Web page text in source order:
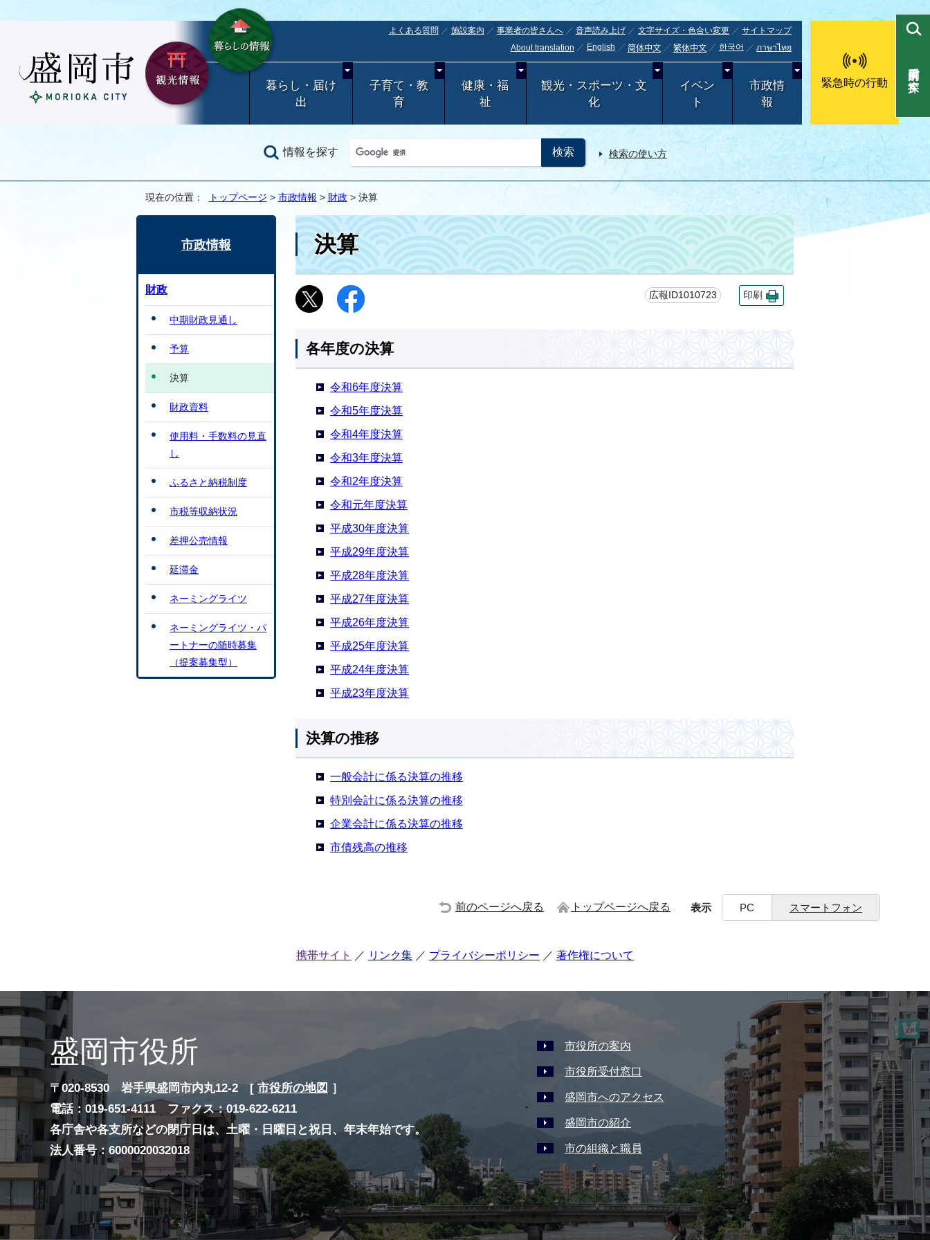
よくある質問 施設案内 事業者の皆さんへ 音声読み上げ 文字サイズ・色合い変更
サイトマップ
About translation
English 简体中文 繁体中文 한국어 ภาษาไทย
暮らし・届け
出
子育て・教
育
健康・福
祉
観光・スポーツ・文
化
イベン
ト
市政情
報
緊急時の行動
情報を探す 検索の使い方
目的別で探す
現在の位置： トップページ > 市政情報 > 財政 > 決算
決算
広報ID1010723 印刷
各年度の決算
令和6年度決算
令和5年度決算
令和4年度決算
令和3年度決算
令和2年度決算
令和元年度決算
平成30年度決算
平成29年度決算
平成28年度決算
平成27年度決算
平成26年度決算
平成25年度決算
平成24年度決算
平成23年度決算
決算の推移
一般会計に係る決算の推移
特別会計に係る決算の推移
企業会計に係る決算の推移
市債残高の推移
市政情報
財政
中期財政見通し
予算
決算
財政資料
使用料・手数料の見直
し
ふるさと納税制度
市税等収納状況
差押公売情報
延滞金
ネーミングライツ
ネーミングライツ・パ
ートナーの随時募集
（提案募集型）
前のページへ戻る トップページへ戻る 表示 PC スマートフォン
携帯サイト リンク集 プライバシーポリシー 著作権について
盛岡市役所
〒020-8530 岩手県盛岡市内丸12-2 [ 市役所の地図 ］
電話：019-651-4111 ファクス：019-622-6211
各庁舎や各支所などの閉庁日は、土曜・日曜日と祝日、年末年始です。
法人番号：6000020032018
市役所の案内
市役所受付窓口
盛岡市へのアクセス
盛岡市の紹介
市の組織と職員